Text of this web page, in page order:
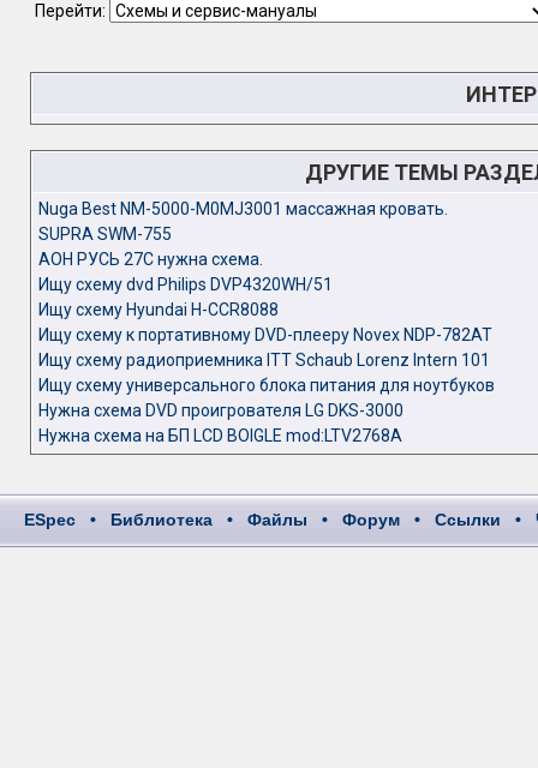
Перейти:
ДРУГИЕ ТЕМЫ
Nuga Best NM-5000-M0MJ3001 массажная кровать.
SUPRA SWM-755
АОН РУСЬ 27С нужна схема.
Ищу схему dvd Philips DVP4320WH/51
Ищу схему Hyundai H-CCR8088
Ищу схему к портативному DVD-плееру Novex NDP-782AT
Ищу схему радиоприемника ITT Schaub Lorenz Intern 101
Ищу схему универсального блока питания для ноутбуков
Нужна схема DVD проигрователя LG DKS-3000
Нужна схема на БП LCD BOIGLE mod:LTV2768A
ESpec • Библиотека • Файлы • Форум • Ссылки •